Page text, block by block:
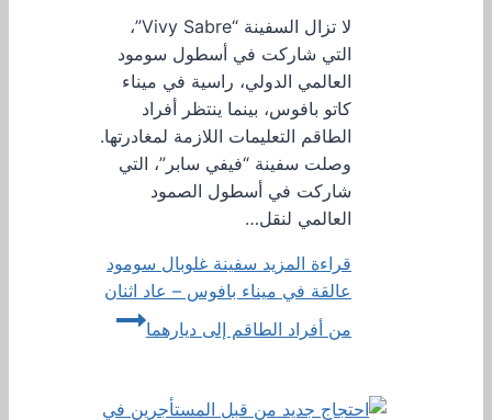
لا تزال السفينة “Vivy Sabre”،
التي شاركت في أسطول سومود
العالمي الدولي، راسية في ميناء
كاتو بافوس، بينما ينتظر أفراد
الطاقم التعليمات اللازمة لمغادرتها.
وصلت سفينة “فيفي سابر”، التي
شاركت في أسطول الصمود
العالمي لنقل…
قراءة المزيد سفينة غلوبال سومود
عالقة في ميناء بافوس – عاد اثنان
من أفراد الطاقم إلى ديارهما